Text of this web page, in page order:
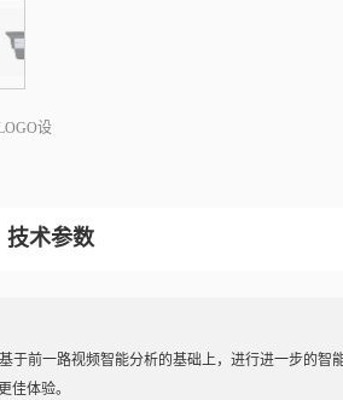
设
技术参数
于前一路视频智能分析的基础上，进行进一步的
佳体验。